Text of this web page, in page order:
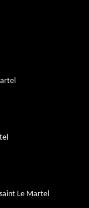
Le Martel